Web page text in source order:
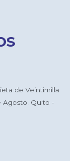
de Veintimilla
Agosto. Quito -